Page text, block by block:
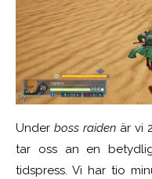
Under boss raidenär vi
tar oss an en
tidspress. Vi har tio